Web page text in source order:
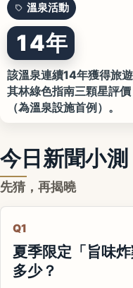
溫泉活動
14年
該溫泉連續14年獲得旅
其林綠色指南三顆星評價
（為溫泉設施首例）。
今日新聞小測
先猜，再揭曉
Q1
夏季限定「旨味
多少？